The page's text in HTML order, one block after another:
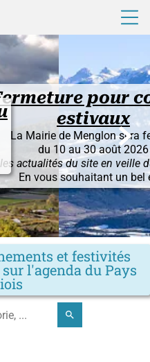
pour congés
Menglon sera fermée
au 30 août 2026
du site en veille du 1° au 30)
un bel été !

et festivités
l'agenda du Pays
search